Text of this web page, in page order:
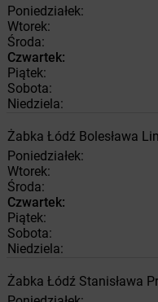
Poniedziałek:
Wtorek:
Środa:
Czwartek:
Piątek:
Sobota:
Niedziela:
Żabka Łódź Bolesława
Poniedziałek:
Wtorek:
Środa:
Czwartek:
Piątek:
Sobota:
Niedziela:
Żabka Łódź Stanisława